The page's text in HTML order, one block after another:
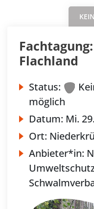
Flachland
Status:
möglich
Datum: Mi.
Ort:
Anbieter*in: